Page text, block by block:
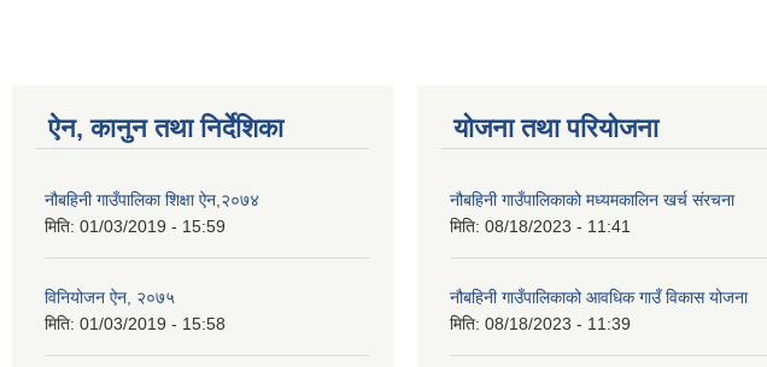
ऐन, कानुन तथा निर्देशिका
नौबहिनी गाउँपालिका शिक्षा ऐन,२०७४
मिति: 01/03/2019 - 15:59
विनियोजन ऐन, २०७५
मिति: 01/03/2019 - 15:58
योजना तथा परियोजना
नौबहिनी गाउँपालिकाको मध्यमकालिन खर्च संरचना
मिति: 08/18/2023 - 11:41
नौबहिनी गाउँपालिकाको आवधिक गाउँ विकास योजना
मिति: 08/18/2023 - 11:39